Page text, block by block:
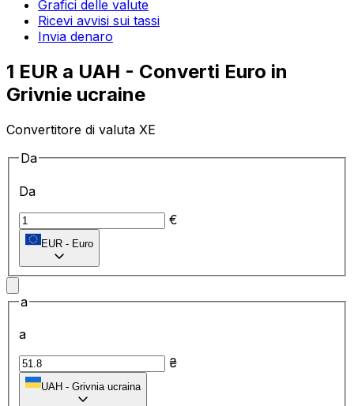
Grafici delle valute
Ricevi avvisi sui tassi
Invia denaro
1 EUR a UAH - Converti Euro in
Grivnie ucraine
Convertitore di valuta XE
Da
Da
€
EUR - Euro
a
a
₴
UAH - Grivnia ucraina